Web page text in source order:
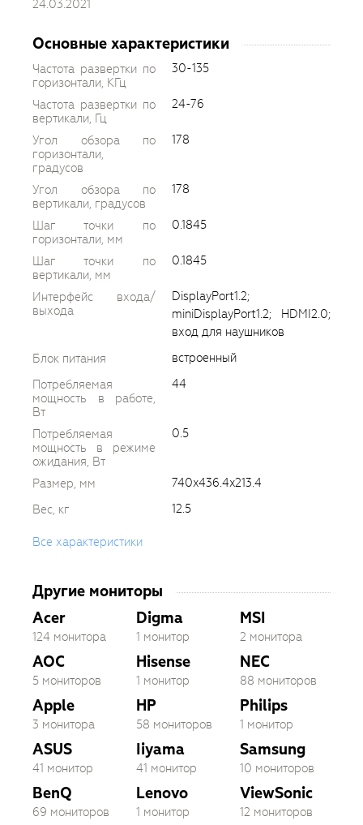
24.03.2021
Основные характеристики
Частота развертки по
горизонтали, КГц
30-135
Частота развертки по
вертикали, Гц
24-76
Угол обзора по
горизонтали,
градусов
178
Угол обзора по
вертикали, градусов
178
Шаг точки по
горизонтали, мм
0.1845
Шаг точки по
вертикали, мм
0.1845
Интерфейс входа/
выхода
DisplayPort1.2;
miniDisplayPort1.2; HDMI2.0;
вход для наушников
Блок питания
встроенный
Потребляемая
мощность в работе,
Вт
44
Потребляемая
мощность в режиме
ожидания, Вт
0.5
Размер, мм
740x436.4x213.4
Вес, кг
12.5
Все характеристики
Другие мониторы
Acer
124 монитора
AOC
5 мониторов
Apple
3 монитора
ASUS
41 монитор
BenQ
69 мониторов
Digma
1 монитор
Hisense
1 монитор
HP
58 мониторов
Iiyama
41 монитор
Lenovo
1 монитор
MSI
2 монитора
NEC
88 мониторов
Philips
1 монитор
Samsung
10 мониторов
ViewSonic
12 мониторов